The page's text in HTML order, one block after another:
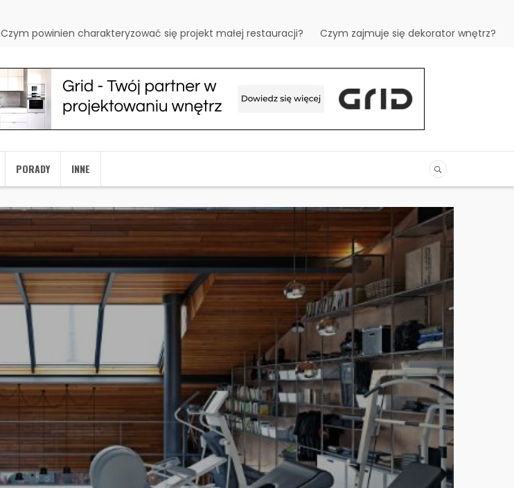
Czym powinien charakteryzować się projekt małej restauracji? Czym zajmuje się dekorator wnętrz?
PORADY INNE